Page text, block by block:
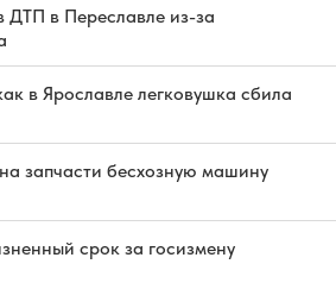
ДТП в Переславле из-за
в Ярославле легковушка сбила
запчасти бесхозную машину
срок за госизмену